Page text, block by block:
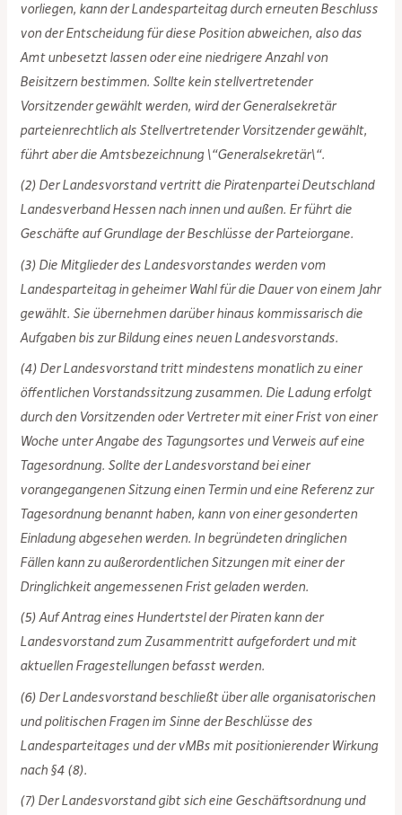
vorliegen, kann der Landesparteitag durch erneuten Beschluss
von der Entscheidung für diese Position abweichen, also das
Amt unbesetzt lassen oder eine niedrigere Anzahl von
Beisitzern bestimmen. Sollte kein stellvertretender
Vorsitzender gewählt werden, wird der Generalsekretär
parteienrechtlich als Stellvertretender Vorsitzender gewählt,
führt aber die Amtsbezeichnung \“Generalsekretär\“.
(2) Der Landesvorstand vertritt die Piratenpartei Deutschland
Landesverband Hessen nach innen und außen. Er führt die
Geschäfte auf Grundlage der Beschlüsse der Parteiorgane.
(3) Die Mitglieder des Landesvorstandes werden vom
Landesparteitag in geheimer Wahl für die Dauer von einem Jahr
gewählt. Sie übernehmen darüber hinaus kommissarisch die
Aufgaben bis zur Bildung eines neuen Landesvorstands.
(4) Der Landesvorstand tritt mindestens monatlich zu einer
öffentlichen Vorstandssitzung zusammen. Die Ladung erfolgt
durch den Vorsitzenden oder Vertreter mit einer Frist von einer
Woche unter Angabe des Tagungsortes und Verweis auf eine
Tagesordnung. Sollte der Landesvorstand bei einer
vorangegangenen Sitzung einen Termin und eine Referenz zur
Tagesordnung benannt haben, kann von einer gesonderten
Einladung abgesehen werden. In begründeten dringlichen
Fällen kann zu außerordentlichen Sitzungen mit einer der
Dringlichkeit angemessenen Frist geladen werden.
(5) Auf Antrag eines Hundertstel der Piraten kann der
Landesvorstand zum Zusammentritt aufgefordert und mit
aktuellen Fragestellungen befasst werden.
(6) Der Landesvorstand beschließt über alle organisatorischen
und politischen Fragen im Sinne der Beschlüsse des
Landesparteitages und der vMBs mit positionierender Wirkung
nach §4 (8).
(7) Der Landesvorstand gibt sich eine Geschäftsordnung und